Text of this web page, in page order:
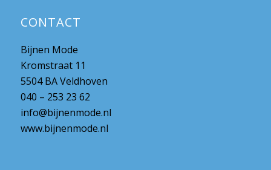
CONTACT
Bijnen Mode
Kromstraat 11
5504 BA Veldhoven
040 – 253 23 62
info@bijnenmode.nl
www.bijnenmode.nl